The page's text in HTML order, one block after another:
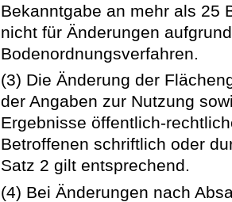
Bekanntgabe an mehr als 25
nicht für Änderungen
Bodenordnungsverfahren.
(3) Die Änderung der
der Angaben zur Nutzung
Ergebnisse öffentlich-
Betroffenen schriftlich oder
Satz 2 gilt entsprechend.
(4) Bei Änderungen nach